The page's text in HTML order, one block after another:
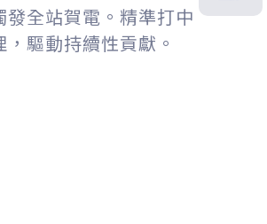
全站賀電。精準打中
驅動持續性貢獻。